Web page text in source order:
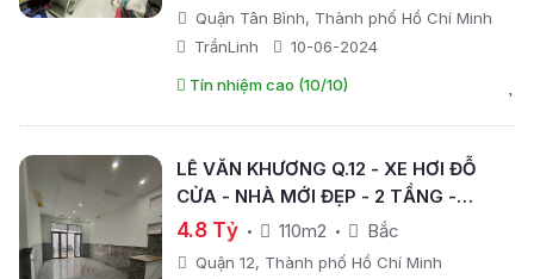
Quận Tân Bình, Thành phố Hồ Chí Minh
TrầnLinh
10-06-2024
Tín nhiệm cao (10/10)
LÊ VĂN KHƯƠNG Q.12 - XE HƠI ĐỖ
CỬA - NHÀ MỚI ĐẸP - 2 TẦNG -
NGANG GẦN 5M - 110M2 - GIÁ CHỈ
4.8 Tỷ 110m2 Bắc
Quận 12, Thành phố Hồ Chí Minh